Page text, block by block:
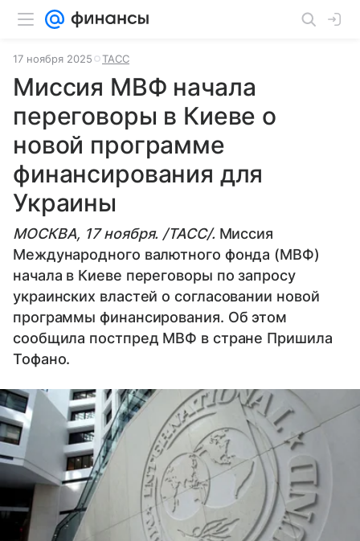
17 ноября 2025 ТАСС
Миссия МВФ начала
переговоры в Киеве о
новой программе
финансирования для
Украины
МОСКВА, 17 ноября. /ТАСС/. Миссия
Международного валютного фонда (МВФ)
начала в Киеве переговоры по запросу
украинских властей о согласовании новой
программы финансирования. Об этом
сообщила постпред МВФ в стране Пришила
Тофано.